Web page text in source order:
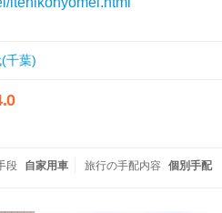
千葉)
段 自家用車 旅行の手配内容 個別手配